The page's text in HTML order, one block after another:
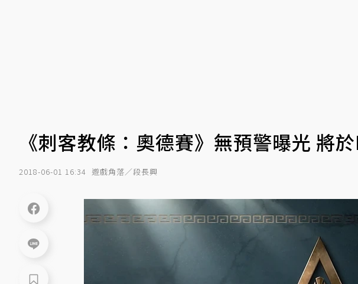
《刺客教條：奧德賽》無預警曝光 將
2018-06-01 16:34 遊戲角落／段長興